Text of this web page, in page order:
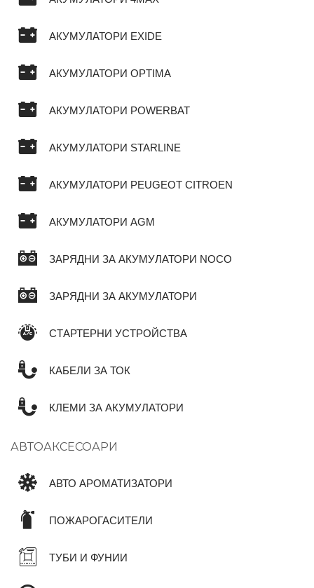
АКУМУЛАТОРИ EXIDE
АКУМУЛАТОРИ OPTIMA
АКУМУЛАТОРИ POWERBAT
АКУМУЛАТОРИ STARLINE
АКУМУЛАТОРИ PEUGEOT CITROEN
АКУМУЛАТОРИ AGM
ЗАРЯДНИ ЗА АКУМУЛАТОРИ NOCO
ЗАРЯДНИ ЗА АКУМУЛАТОРИ
СТАРТЕРНИ УСТРОЙСТВА
КАБЕЛИ ЗА ТОК
КЛЕМИ ЗА АКУМУЛАТОРИ
АВТОАКСЕСОАРИ
АВТО АРОМАТИЗАТОРИ
ПОЖАРОГАСИТЕЛИ
ТУБИ И ФУНИИ